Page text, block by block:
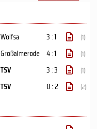
Wolfsa 3 : 1 (1)
Großalmerode 4 : 1 (1)
TSV 3 : 3 (1)
TSV 0 : 2 (2)